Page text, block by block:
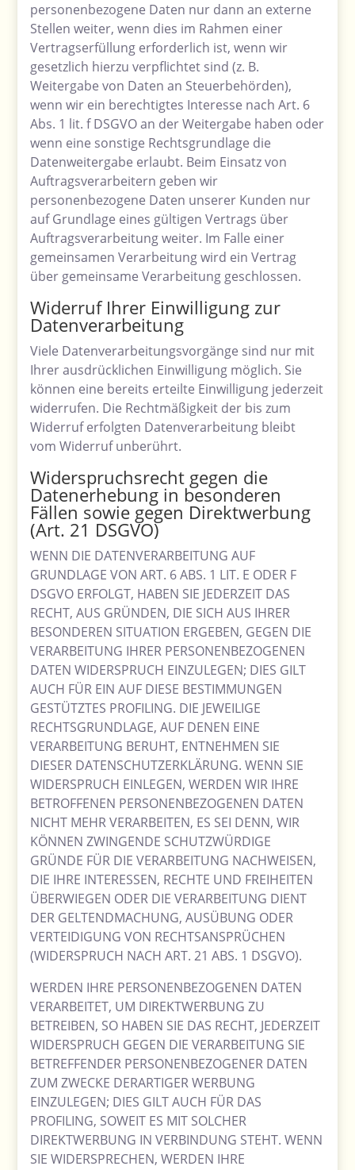
personenbezogene Daten nur dann an externe
Stellen weiter, wenn dies im Rahmen einer
Vertragserfüllung erforderlich ist, wenn wir
gesetzlich hierzu verpflichtet sind (z. B.
Weitergabe von Daten an Steuerbehörden),
wenn wir ein berechtigtes Interesse nach Art. 6
Abs. 1 lit. f DSGVO an der Weitergabe haben oder
wenn eine sonstige Rechtsgrundlage die
Datenweitergabe erlaubt. Beim Einsatz von
Auftragsverarbeitern geben wir
personenbezogene Daten unserer Kunden nur
auf Grundlage eines gültigen Vertrags über
Auftragsverarbeitung weiter. Im Falle einer
gemeinsamen Verarbeitung wird ein Vertrag
über gemeinsame Verarbeitung geschlossen.
Widerruf Ihrer Einwilligung zur
Datenverarbeitung
Viele Datenverarbeitungsvorgänge sind nur mit
Ihrer ausdrücklichen Einwilligung möglich. Sie
können eine bereits erteilte Einwilligung jederzeit
widerrufen. Die Rechtmäßigkeit der bis zum
Widerruf erfolgten Datenverarbeitung bleibt
vom Widerruf unberührt.
Widerspruchsrecht gegen die
Datenerhebung in besonderen
Fällen sowie gegen Direktwerbung
(Art. 21 DSGVO)
WENN DIE DATENVERARBEITUNG AUF
GRUNDLAGE VON ART. 6 ABS. 1 LIT. E ODER F
DSGVO ERFOLGT, HABEN SIE JEDERZEIT DAS
RECHT, AUS GRÜNDEN, DIE SICH AUS IHRER
BESONDEREN SITUATION ERGEBEN, GEGEN DIE
VERARBEITUNG IHRER PERSONENBEZOGENEN
DATEN WIDERSPRUCH EINZULEGEN; DIES GILT
AUCH FÜR EIN AUF DIESE BESTIMMUNGEN
GESTÜTZTES PROFILING. DIE JEWEILIGE
RECHTSGRUNDLAGE, AUF DENEN EINE
VERARBEITUNG BERUHT, ENTNEHMEN SIE
DIESER DATENSCHUTZERKLÄRUNG. WENN SIE
WIDERSPRUCH EINLEGEN, WERDEN WIR IHRE
BETROFFENEN PERSONENBEZOGENEN DATEN
NICHT MEHR VERARBEITEN, ES SEI DENN, WIR
KÖNNEN ZWINGENDE SCHUTZWÜRDIGE
GRÜNDE FÜR DIE VERARBEITUNG NACHWEISEN,
DIE IHRE INTERESSEN, RECHTE UND FREIHEITEN
ÜBERWIEGEN ODER DIE VERARBEITUNG DIENT
DER GELTENDMACHUNG, AUSÜBUNG ODER
VERTEIDIGUNG VON RECHTSANSPRÜCHEN
(WIDERSPRUCH NACH ART. 21 ABS. 1 DSGVO).
WERDEN IHRE PERSONENBEZOGENEN DATEN
VERARBEITET, UM DIREKTWERBUNG ZU
BETREIBEN, SO HABEN SIE DAS RECHT, JEDERZEIT
WIDERSPRUCH GEGEN DIE VERARBEITUNG SIE
BETREFFENDER PERSONENBEZOGENER DATEN
ZUM ZWECKE DERARTIGER WERBUNG
EINZULEGEN; DIES GILT AUCH FÜR DAS
PROFILING, SOWEIT ES MIT SOLCHER
DIREKTWERBUNG IN VERBINDUNG STEHT. WENN
SIE WIDERSPRECHEN, WERDEN IHRE